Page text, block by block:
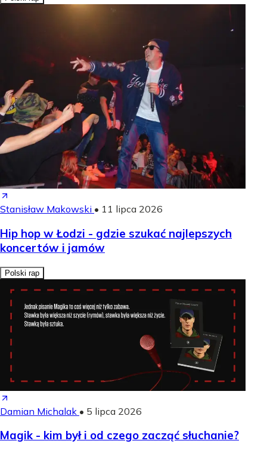
Stanisław Makowski • 11 lipca 2026
Hip hop w Łodzi - gdzie szukać najlepszych
koncertów i jamów
Polski rap
Damian Michalak • 5 lipca 2026
Magik - kim był i od czego zacząć słuchanie?